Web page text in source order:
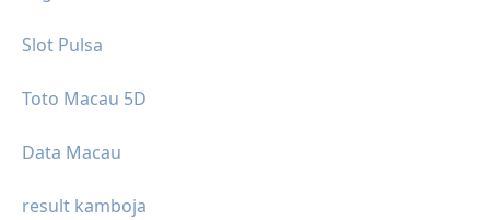
Slot Pulsa
Toto Macau 5D
Data Macau
result kamboja